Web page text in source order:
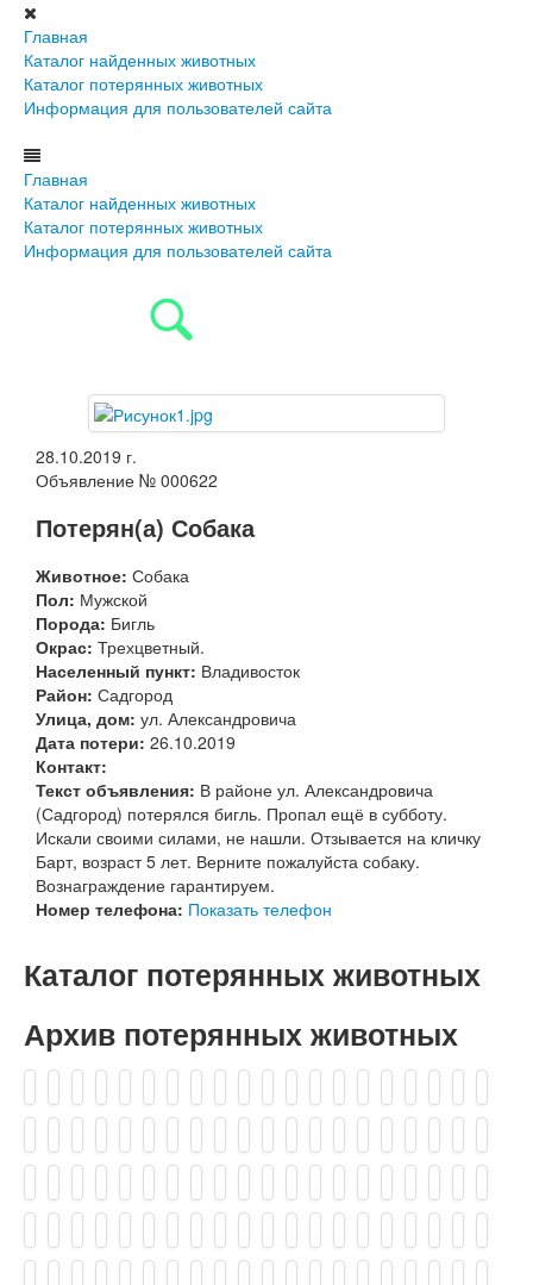
Главная
Каталог найденных животных
Каталог потерянных животных
Информация для пользователей сайта
Главная
Каталог найденных животных
Каталог потерянных животных
Информация для пользователей сайта
28.10.2019 г.
Объявление № 000622
Потерян(а) Собака
Животное: Собака
Пол: Мужской
Порода: Бигль
Окрас: Трехцветный.
Населенный пункт: Владивосток
Район: Садгород
Улица, дом: ул. Александровича
Дата потери: 26.10.2019
Контакт:
Текст объявления: В районе ул. Александровича
(Садгород) потерялся бигль. Пропал ещё в субботу.
Искали своими силами, не нашли. Отзывается на кличку
Барт, возраст 5 лет. Верните пожалуйста собаку.
Вознаграждение гарантируем.
Номер телефона: Показать телефон
Каталог потерянных животных
Архив потерянных животных